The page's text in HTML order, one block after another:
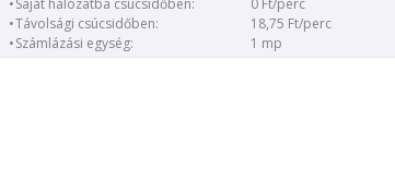
Saját hálózatba csúcsidőben:
0 Ft/perc
Távolsági csúcsidőben:
18,75 Ft/perc
Számlázási egység:
1 mp